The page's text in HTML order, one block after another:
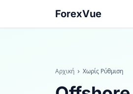
ForexVue
Αρχική › Χωρίς Ρύθμιση